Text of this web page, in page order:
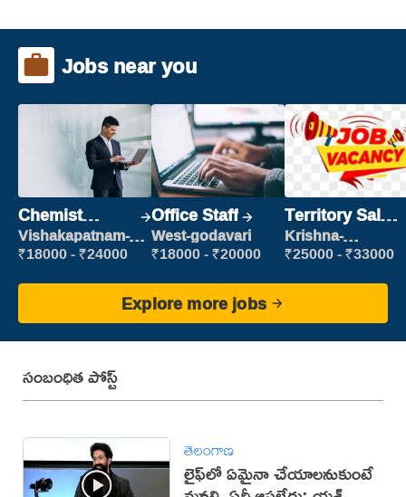
Jobs near you
Chemist
Production
Executive
Vishakapatnam-
new
₹18000 - ₹24000
Office Staff
West-godavari
₹18000 - ₹20000
Territory Sales
Manager
Krishna-
vijayawada
₹25000 - ₹33000
Explore more jobs
సంబంధిత పోస్ట్
తెలంగాణ
లైఫ్‌లో ఏమైనా చేయాలనుకుంటే